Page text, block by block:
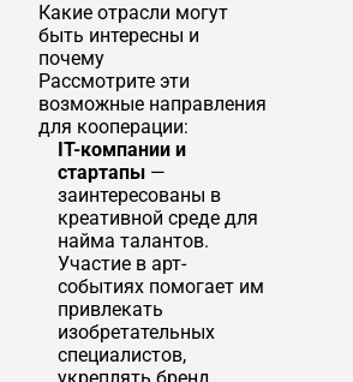
Какие отрасли могут
быть интересны и
почему
Рассмотрите эти
возможные направления
для кооперации:
IT-компании и
стартапы —
заинтересованы в
креативной среде для
найма талантов.
Участие в арт-
событиях помогает им
привлекать
изобретательных
специалистов,